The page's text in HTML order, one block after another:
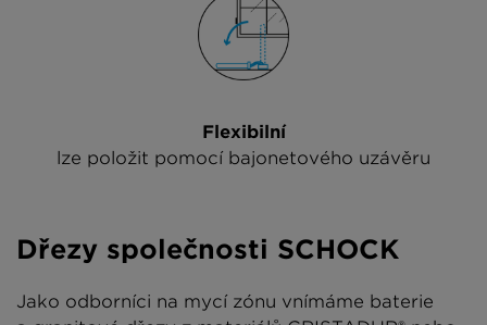
Flexibilní
lze položit pomocí bajonetového uzávěru
Dřezy společnosti SCHOCK
Jako odborníci na mycí zónu vnímáme baterie